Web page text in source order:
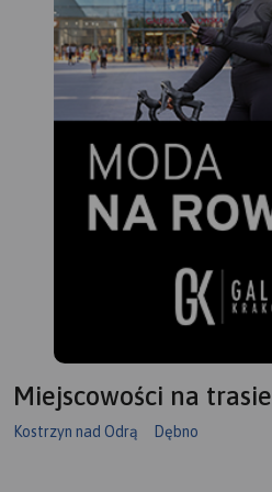
Miejscowości na trasie
Kostrzyn nad Odrą Dębno